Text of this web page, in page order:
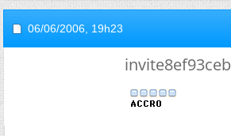
06/06/2006, 19h23
invite8ef93ceb